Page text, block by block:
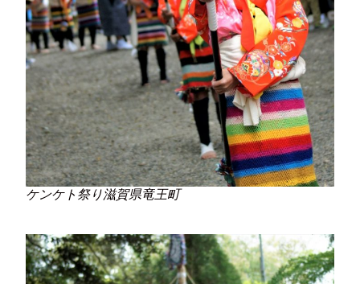
ケンケト祭り滋賀県竜王町